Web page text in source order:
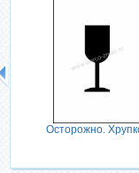
Осторожно.